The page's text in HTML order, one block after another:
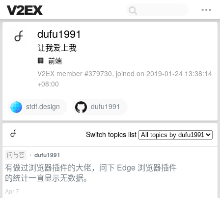
dufu1991
让我爱上我
🏢 前端
V2EX member #379730, joined on 2019-01-24 13:38:14
+08:00
stdf.design dufu1991
Switch topics list
问与答 • dufu1991
有做过浏览器插件的大佬，问下 Edge 浏览器插件
的统计一直显示无数据。
Apr 7